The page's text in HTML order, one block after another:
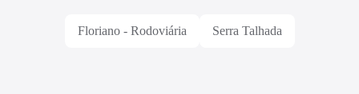
Floriano - Rodoviária Serra Talhada